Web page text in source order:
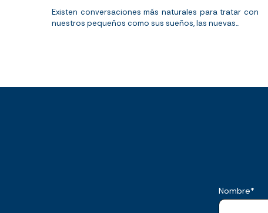
Existen conversaciones más naturales para tratar con
nuestros pequeños como sus sueños, las nuevas...
Nombre*